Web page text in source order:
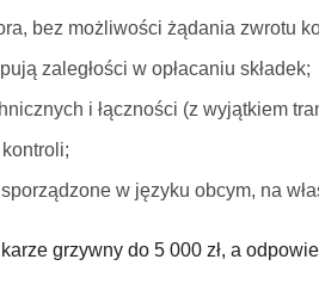
bez możliwości żądania zwrotu
zaległości w opłacaniu składek;
i łączności (z wyjątkiem
w języku obcym, na
grzywny do 5 000 zł, a